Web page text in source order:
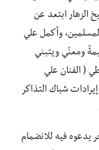
الزهار ابتعد عن
وأكمل علي
ومعنًي ويتبني
( الفنان علي
شباك التذاكر
يدعوه فيه للانضمام